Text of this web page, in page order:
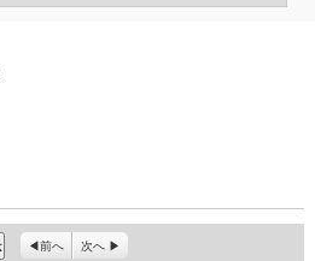
前へ 次へ